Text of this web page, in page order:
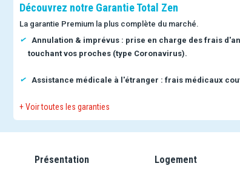
Découvrez notre Garantie Total Zen
La garantie Premium la plus complète du marché.
Annulation & imprévus : prise en charge des frais
touchant vos proches (type Coronavirus).
Assistance médicale à l'étranger : frais médicaux
+ Voir toutes les garanties
Présentation Logement